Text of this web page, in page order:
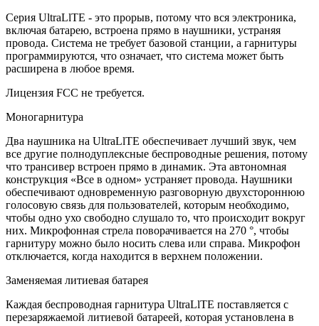
Серия UltraLlTE - это прорыв, потому что вся электроника,
включая батарею, встроена прямо в наушники, устраняя
провода. Система не требует базовой станции, а гарнитуры
программируются, что означает, что система может быть
расширена в любое время.
Лицензия FCC не требуется.
Моногарнитура
Два наушника на UltraLlTE обеспечивает лучший звук, чем
все другие полнодуплексные беспроводные решения, потому
что трансивер встроен прямо в динамик. Эта автономная
конструкция «Все в одном» устраняет провода. Наушники
обеспечивают одновременную разговорную двухстороннюю
голосовую связь для пользователей, которым необходимо,
чтобы одно ухо свободно слушало то, что происходит вокруг
них. Микрофонная стрела поворачивается на 270 °, чтобы
гарнитуру можно было носить слева или справа. Микрофон
отключается, когда находится в верхнем положении.
Заменяемая литиевая батарея
Каждая беспроводная гарнитура UltraLlTE поставляется с
перезаряжаемой литиевой батареей, которая установлена в